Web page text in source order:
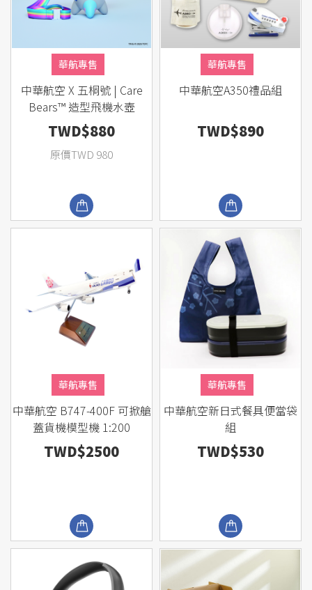
華航專售
中華航空 X 五桐號 | Care
Bears™ 造型飛機水壺
TWD$880
原價TWD 980
華航專售
中華航空A350禮品組
TWD$890
華航專售
中華航空 B747-400F 可掀艙
蓋貨機模型機 1:200
TWD$2500
華航專售
中華航空新日式餐具便當袋
組
TWD$530